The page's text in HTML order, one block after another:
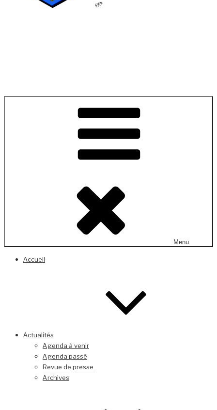
Menu
Accueil
Actualités
Agenda à venir
Agenda passé
Revue de presse
Archives